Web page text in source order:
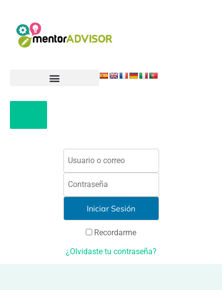
Recordarme
¿Olvidaste tu contraseña?